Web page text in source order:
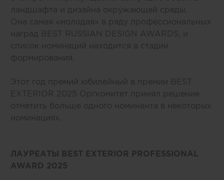
ландшафта и дизайна окружающей среды.
Она самая «молодая» в ряду профессиональных
наград BEST RUSSIAN DESIGN AWARDS, и
список номинаций находится в стадии
формирования.
Этот год премий юбилейный в премии BEST
EXTERIOR 2025 Оргкомитет принял решение
отметить больше одного номинанта в некоторых
номинациях.
ЛАУРЕАТЫ BEST EXTERIOR PROFESSIONAL
AWARD 2025